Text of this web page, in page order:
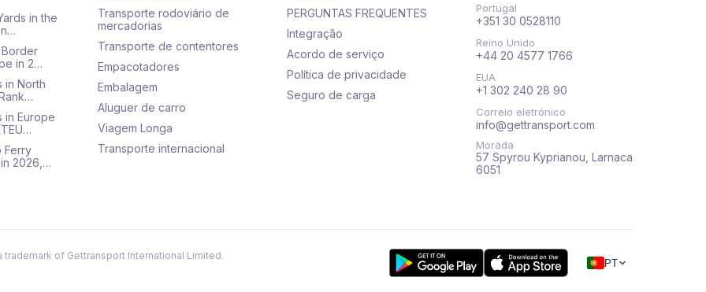
in the
in 2…
in North
in Europe
Ferry
2026,…
Transporte rodoviário de
mercadorias
Transporte de contentores
Empacotadores
Embalagem
Aluguer de carro
Viagem Longa
Transporte internacional
PERGUNTAS FREQUENTES
Integração
Acordo de serviço
Política de privacidade
Seguro de carga
Portugal
+351 30 0528110
Reino Unido
+44 20 4577 1766
EUA
+1 302 240 28 90
Correio eletrónico
info@gettransport.com
Morada
57 Spyrou Kyprianou, Larnaca
6051
of Gettransport International Limited.
PT